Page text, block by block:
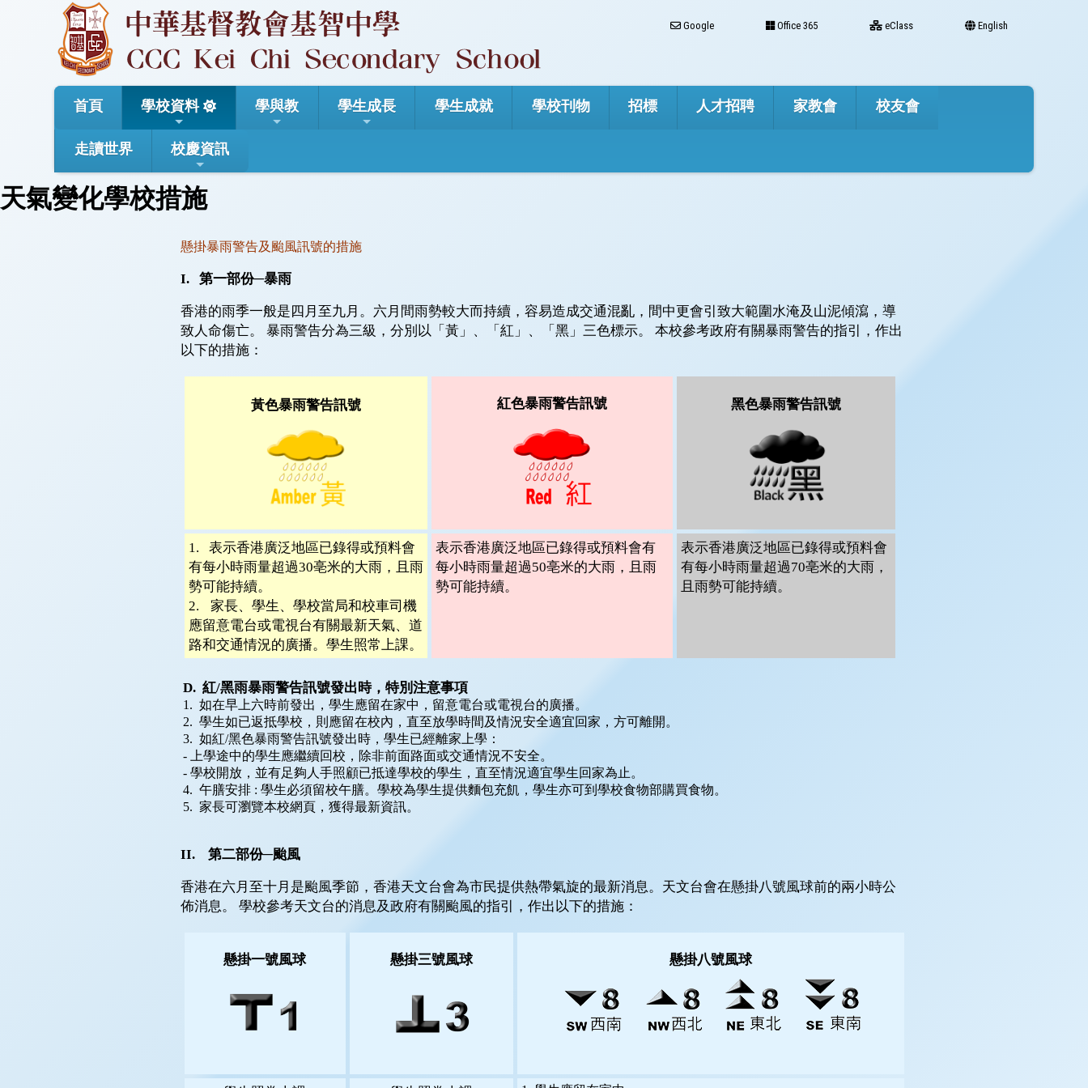
Google Office 365 eClass English
首頁 學校資料 學與教 學生成長 學生成就 學校刊物 招標 人才招聘 家教會 校友會
走讀世界 校慶資訊
天氣變化學校措施